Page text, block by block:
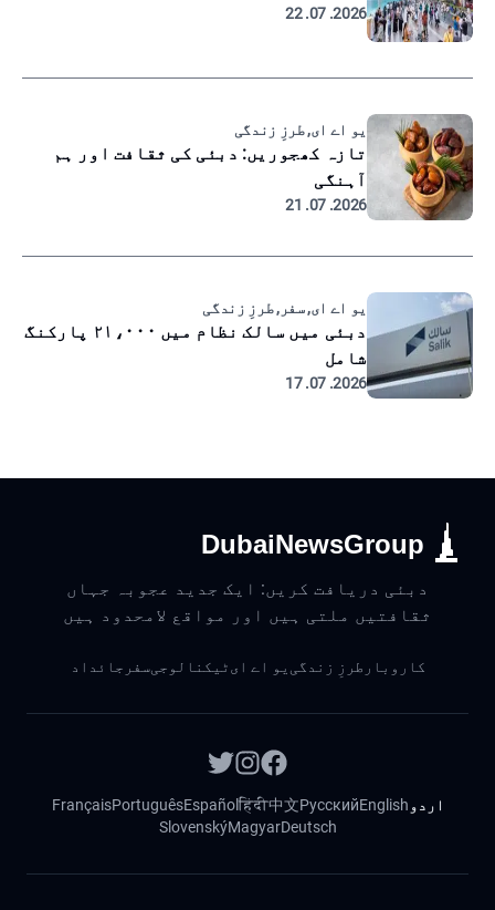
2026. 07. 22
یو اے ای, طرزِ زندگی
تازہ کھجوریں: دبئی کی ثقافت اور ہم
آہنگی
2026. 07. 21
یو اے ای, سفر, طرزِ زندگی
دبئی میں سالک نظام میں ۲۱،۰۰۰ پارکنگ
شامل
2026. 07. 17
DubaiNewsGroup
دبئی دریافت کریں: ایک جدید عجوبہ جہاں
ثقافتیں ملتی ہیں اور مواقع لامحدود ہیں
کاروبار طرزِ زندگی یو اے ایٹیکنالوجیسفر جائداد
اردو English
Русский
中文
हिंदी
Español
Português
Français
Deutsch
Magyar
Slovenský